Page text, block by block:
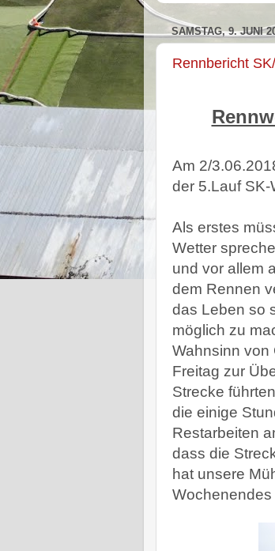
SAMSTAG, 9. JUNI
Rennbericht
Am 2/
der 5.Lauf SK-
Als erstes
Wetter
und vor allem
dem Rennen
das Leben so
möglich zu
Wahnsinn von
Freitag zur
Strecke
die einige
Restarbeiten
dass die
hat unsere
Wochenendes